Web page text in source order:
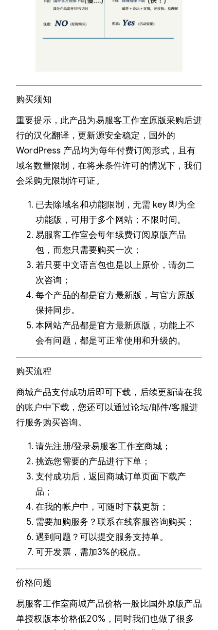
购买须知
重要提示，此产品为易服客工作室原版采购后进
行的汉化翻译，更新源安全稳定，国外的
WordPress 产品均为每年付费订阅形式，且有
域名数量限制，在将来条件许可的情况下，我们
会采购无限制许可证。
已去除域名和功能限制，无需 key 即为全
功能版，可用于多个网站；不限时间。
易服客工作室会每年续费订阅原版产品
包，而您只需要购买一次；
若只要中文语言包也是以上原价，请勿二
次咨询；
每个产品的都是官方最新版，与官方原版
保持同步。
本网站产品都是官方最新原版，功能上不
会有问题，都是可正常使用和升级的。
购买流程
商城产品支付成功后即可下载，后续更新请在我
的账户中下载，您还可以通过论坛/邮件/客服进
行服务购买咨询。
请先注册/登录易服客工作室商城；
挑选您需要的产品进行下单；
支付成功后，返回商城订单页面下载产
品；
在我的帐户中，可随时下载更新；
需要加购服务？联系在线客服咨询购买；
遇到问题？可以提交服务支持单。
可开发票，需加3%的税点。
价格问题
易服客工作室商城产品价格一般比国外原版产品
单授权版本价格低20%，同时我们也做了很多